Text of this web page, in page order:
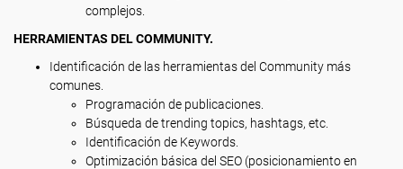
complejos.
HERRAMIENTAS DEL COMMUNITY.
Identificación de las herramientas del Community más
comunes.
Programación de publicaciones.
Búsqueda de trending topics, hashtags, etc.
Identificación de Keywords.
Optimización básica del SEO (posicionamiento en